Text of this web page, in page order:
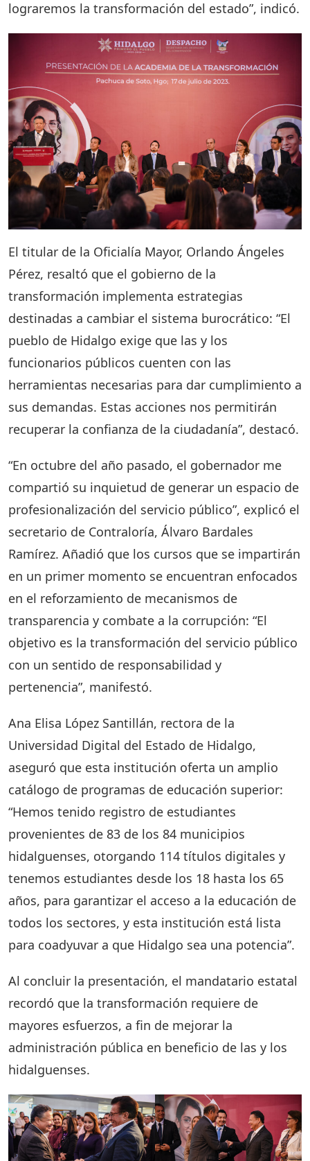
lograremos la transformación del estado”, indicó.
El titular de la Oficialía Mayor, Orlando Ángeles
Pérez, resaltó que el gobierno de la
transformación implementa estrategias
destinadas a cambiar el sistema burocrático: “El
pueblo de Hidalgo exige que las y los
funcionarios públicos cuenten con las
herramientas necesarias para dar cumplimiento a
sus demandas. Estas acciones nos permitirán
recuperar la confianza de la ciudadanía”, destacó.
“En octubre del año pasado, el gobernador me
compartió su inquietud de generar un espacio de
profesionalización del servicio público”, explicó el
secretario de Contraloría, Álvaro Bardales
Ramírez. Añadió que los cursos que se impartirán
en un primer momento se encuentran enfocados
en el reforzamiento de mecanismos de
transparencia y combate a la corrupción: “El
objetivo es la transformación del servicio público
con un sentido de responsabilidad y
pertenencia”, manifestó.
Ana Elisa López Santillán, rectora de la
Universidad Digital del Estado de Hidalgo,
aseguró que esta institución oferta un amplio
catálogo de programas de educación superior:
“Hemos tenido registro de estudiantes
provenientes de 83 de los 84 municipios
hidalguenses, otorgando 114 títulos digitales y
tenemos estudiantes desde los 18 hasta los 65
años, para garantizar el acceso a la educación de
todos los sectores, y esta institución está lista
para coadyuvar a que Hidalgo sea una potencia”.
Al concluir la presentación, el mandatario estatal
recordó que la transformación requiere de
mayores esfuerzos, a fin de mejorar la
administración pública en beneficio de las y los
hidalguenses.